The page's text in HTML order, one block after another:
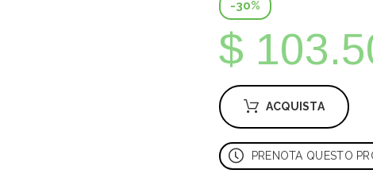
-30%
$
ACQUISTA
PRENOTA QUESTO